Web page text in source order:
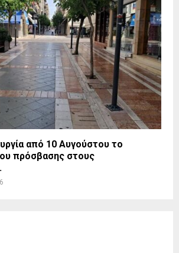
από 10 Αυγούστου το
πρόσβασης στους